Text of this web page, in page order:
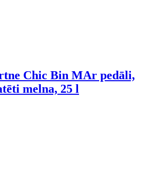
Chic Bin MAr pedāli,
melna, 25 l